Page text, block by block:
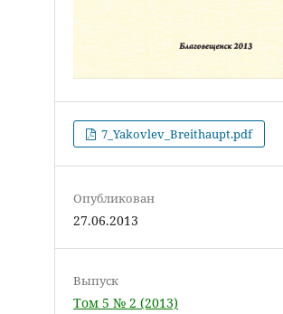
7_Yakovlev_Breithaupt.pdf
Опубликован
27.06.2013
Выпуск
Том 5 № 2 (2013)